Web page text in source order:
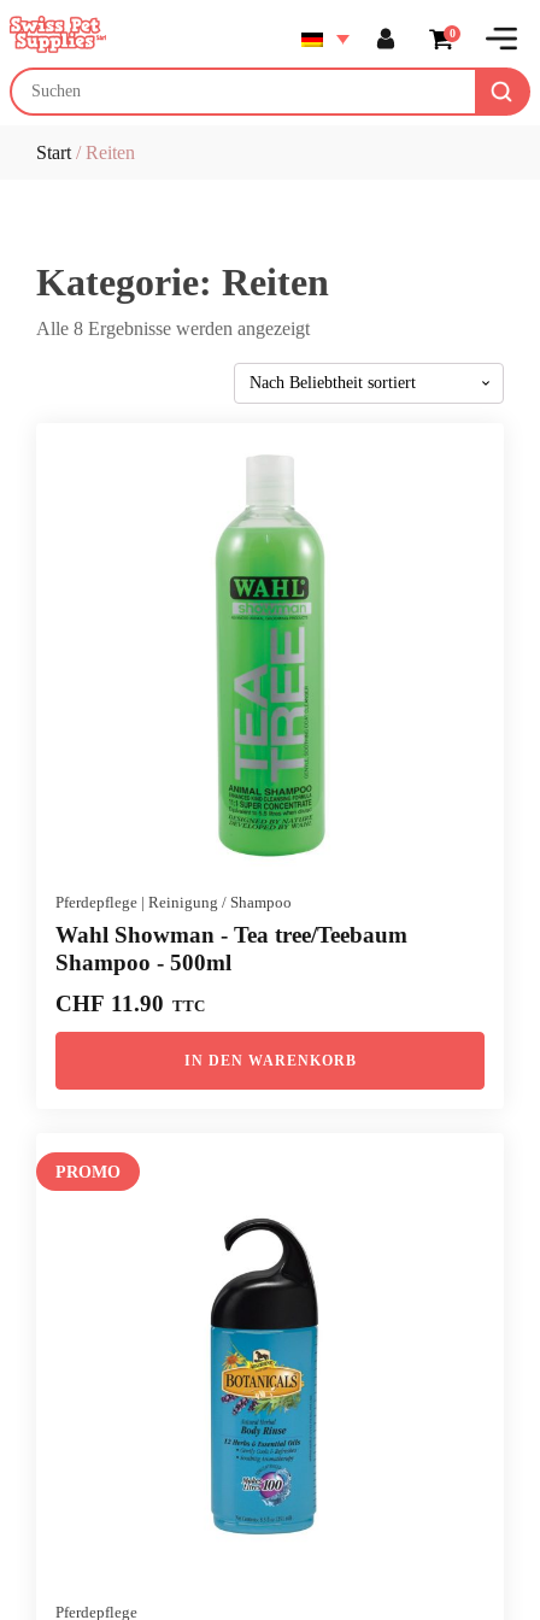
0
Start / Reiten
Kategorie: Reiten
Alle 8 Ergebnisse werden angezeigtNach
sortiert
Pferdepflege Reinigung / Shampoo
Wahl Showman - Tea tree/Teebaum
Shampoo - 500ml
CHF 11.90 TTC
IN DEN WARENKORB
PROMO
Pferdepflege